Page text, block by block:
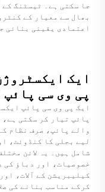
جا سکتی ہے۔ ٹیسٹنگ کے
بھال سے معیار کے
اعتمادی یقینی بنائی
ایک
پی وی سی
ایک پی وی سی پائپ
پائپ تیار کر سکتی
والے پائپ، صرف نظام
لیے بجلی کا کنڈوئٹ،
شامل ہیں۔ یہ لائن
خصوصیات، اور دباؤ کی
کیلیبریشن کے آلات،
کرکے مناسب بنانے کی